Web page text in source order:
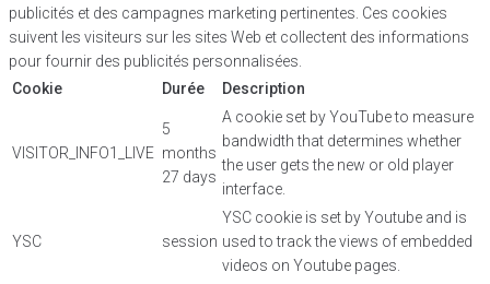
publicités et des campagnes marketing pertinentes. Ces cookies
suivent les visiteurs sur les sites Web et collectent des informations
pour fournir des publicités personnalisées.
Cookie
Durée Description
VISITOR_INFO1_LIVE
5
months
27 days
A cookie set by YouTube to measure
bandwidth that determines whether
the user gets the new or old player
interface.
YSC session
YSC cookie is set by Youtube and is
used to track the views of embedded
videos on Youtube pages.